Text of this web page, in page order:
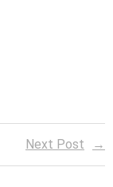
Next Post